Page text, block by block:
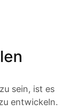
sein, ist es
entwickeln.